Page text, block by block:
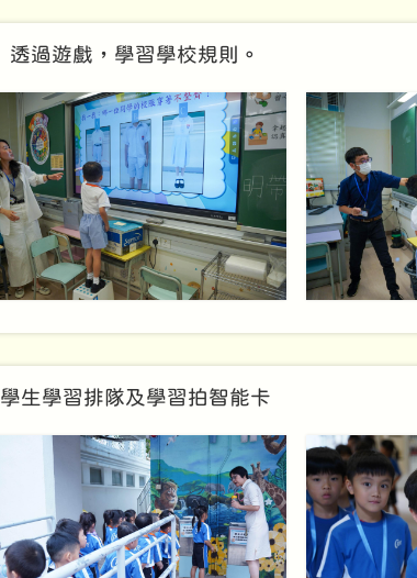
透過遊戲，學習學校規則。
學生學習排隊及學習拍智能卡